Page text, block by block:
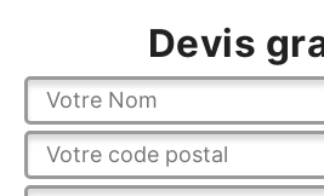
Devis